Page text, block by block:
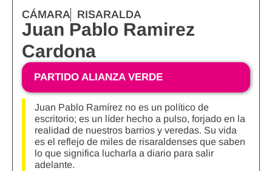
CÁMARA RISARALDA
Juan Pablo Ramirez
Cardona
PARTIDO ALIANZA VERDE
Juan Pablo Ramírez no es un político de
escritorio; es un líder hecho a pulso, forjado en la
realidad de nuestros barrios y veredas. Su vida
es el reflejo de miles de risaraldenses que saben
lo que significa lucharla a diario para salir
adelante.